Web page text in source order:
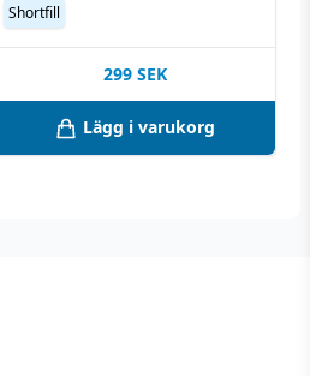
Shortfill
299 SEK
Lägg i varukorg